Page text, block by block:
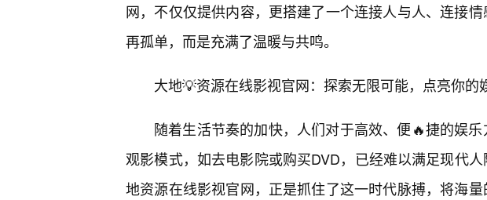
网，不仅仅提供内容，更搭建了一个连接人与人、连接
再孤单，而是充满了温暖与共鸣。
大地💡资源在线影视官网：探索无限可能，点亮你的
随着生活节奏的加快，人们对于高效、便🔥捷的娱
观影模式，如去电影院或购买DVD，已经难以满足现代
地资源在线影视官网，正是抓住了这一时代脉搏，将海